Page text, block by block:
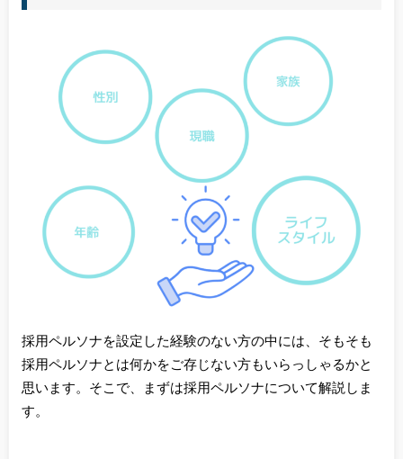
採用ペルソナを設定した経験のない方の中には、そもそも
採用ペルソナとは何かをご存じない方もいらっしゃるかと
思います。そこで、まずは採用ペルソナについて解説しま
す。